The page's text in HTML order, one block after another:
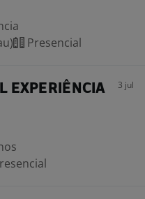
Presencial
EXPERIÊNCIA 3 jul